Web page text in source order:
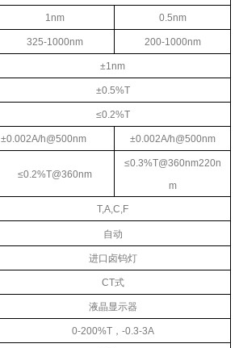
1nm 0.5nm
325-1000nm 200-1000nm
±1nm
±0.5%T
≤0.2%T
±0.002A/h@500nm ±0.002A/h@500nm
≤0.2%T@360nm
≤0.3%T@360nm220n
m
T,A,C,F
自动
进口卤钨灯
CT式
液晶显示器
0-200%T，-0.3-3A